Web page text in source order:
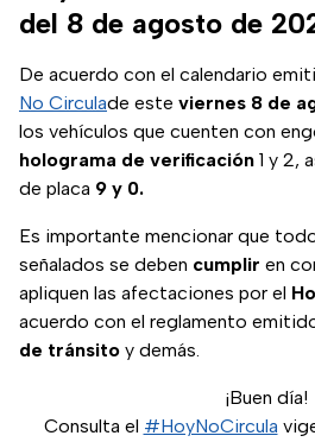
del 8 de agosto de
De acuerdo con el calendario
No Circulade este viernes 8 de
los vehículos que cuenten con
holograma de verificación 1 y 2,
de placa 9 y 0.
Es importante mencionar que
señalados se deben cumplir en
apliquen las afectaciones por el
acuerdo con el reglamento
de tránsito y demás.
¡Buen día!
Consulta el #HoyNoCircula